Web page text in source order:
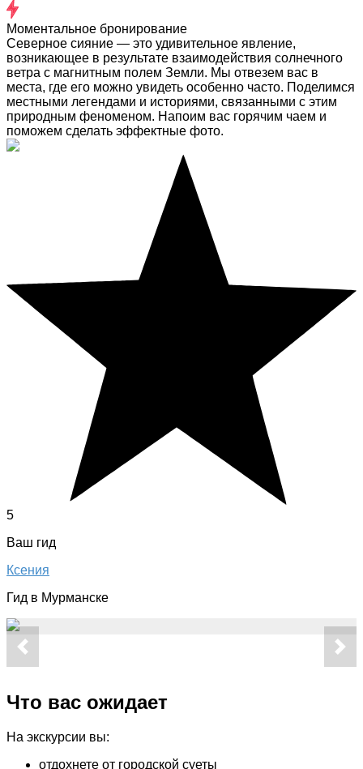
Моментальное бронирование
Северное сияние — это удивительное явление,
возникающее в результате взаимодействия солнечного
ветра с магнитным полем Земли. Мы отвезем вас в
места, где его можно увидеть особенно часто. Поделимся
местными легендами и историями, связанными с этим
природным феноменом. Напоим вас горячим чаем и
поможем сделать эффектные фото.
5
Ваш гид
Ксения
Гид в Мурманске
Что вас ожидает
На экскурсии вы:
отдохнете от городской суеты